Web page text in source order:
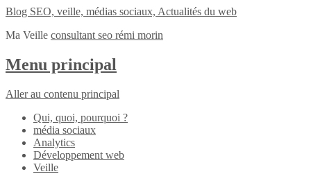
Blog SEO, veille, médias sociaux, Actualités du web
Ma Veille consultant seo rémi morin
Menu principal
Aller au contenu principal
Qui, quoi, pourquoi ?
média sociaux
Analytics
Développement web
Veille